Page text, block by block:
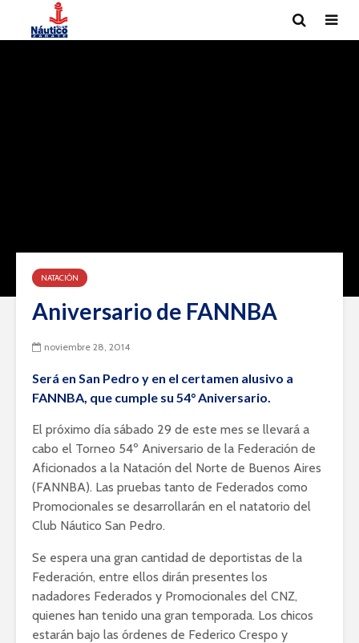
NATACIÓN
Aniversario de FANNBA
noviembre 28, 2014
Será en San Pedro y en el certamen alusivo a
FANNBA, que cumple su 54° Aniversario.
El próximo día sábado 29 de este mes se llevará a
cabo el Torneo 54º Aniversario de la Federación de
Aficionados a la Natación del Norte de Buenos Aires
(FANNBA). Las pruebas tanto de Federados como
Promocionales se desarrollarán en el natatorio del
Club Náutico San Pedro.
Se espera una gran cantidad de deportistas de la
Federación, entre ellos dirán presentes los
nadadores Federados y Promocionales del CNZ,
quienes han tenido una gran temporada. Los chicos
estarán bajo las órdenes de Federico Crespo y